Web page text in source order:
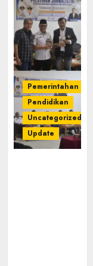
Pemerintahan
Pendidikan
Uncategorized
Update